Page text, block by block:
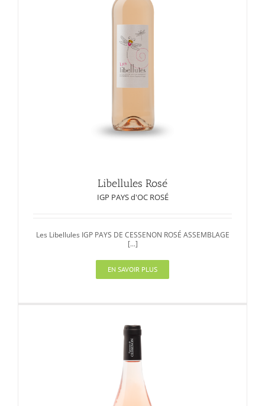
Libellules Rosé
IGP PAYS d'OC ROSÉ
Les Libellules IGP PAYS DE CESSENON ROSÉ ASSEMBLAGE
[...]
EN SAVOIR PLUS